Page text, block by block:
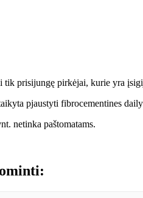
tik prisijungę pirkėjai, kurie yra
pjaustyti fibrocementines
netinka paštomatams.